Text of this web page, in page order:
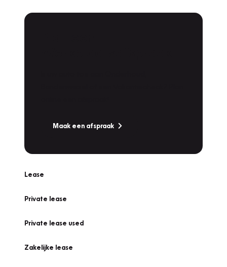
Maak een afspraak
Lease
Private lease
Private lease used
Zakelijke lease